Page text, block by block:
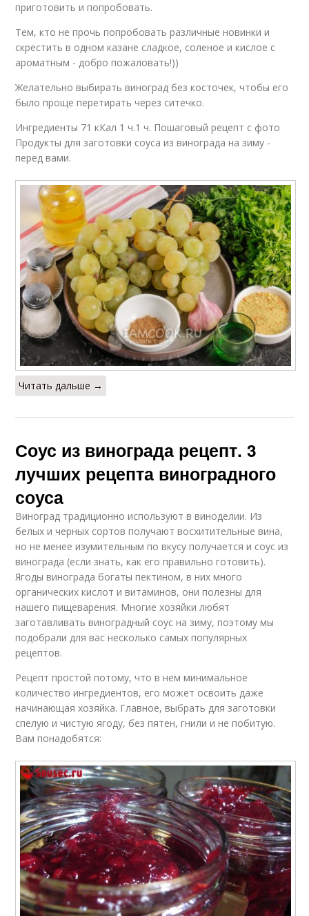
приготовить и попробовать.
Тем, кто не прочь попробовать различные новинки и
скрестить в одном казане сладкое, соленое и кислое с
ароматным - добро пожаловать!))
Желательно выбирать виноград без косточек, чтобы его
было проще перетирать через ситечко.
Ингредиенты 71 кКал 1 ч.1 ч. Пошаговый рецепт с фото
Продукты для заготовки соуса из винограда на зиму -
перед вами.
Читать дальше →
Соус из винограда рецепт. 3
лучших рецепта виноградного
соуса
Виноград традиционно используют в виноделии. Из
белых и черных сортов получают восхитительные вина,
но не менее изумительным по вкусу получается и соус из
винограда (если знать, как его правильно готовить).
Ягоды винограда богаты пектином, в них много
органических кислот и витаминов, они полезны для
нашего пищеварения. Многие хозяйки любят
заготавливать виноградный соус на зиму, поэтому мы
подобрали для вас несколько самых популярных
рецептов.
Рецепт простой потому, что в нем минимальное
количество ингредиентов, его может освоить даже
начинающая хозяйка. Главное, выбрать для заготовки
спелую и чистую ягоду, без пятен, гнили и не побитую.
Вам понадобятся: